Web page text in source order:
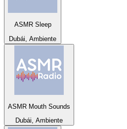
ASMR Sleep
Dubái, Ambiente
ASMR Mouth Sounds
Dubái, Ambiente